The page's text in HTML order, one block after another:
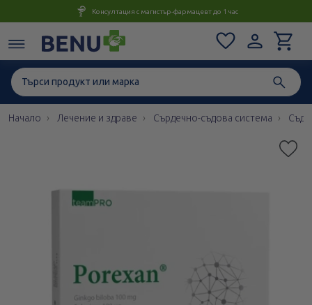
Консултация с магистър-фармацевт до 1 час
Начало Лечение и здраве Сърдечно-съдова система